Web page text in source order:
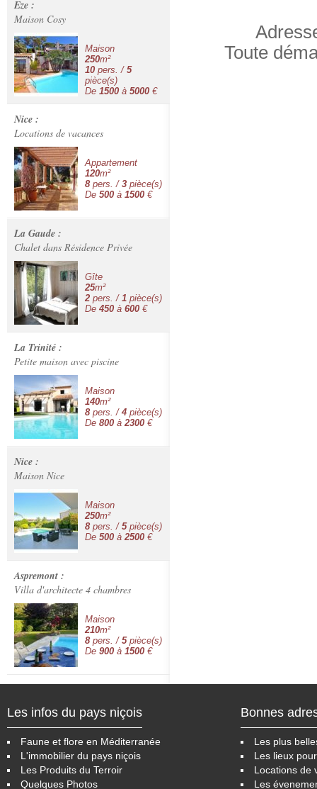
Toute
Eze :
Maison Cosy
Maison
250m²
10 pers. / 5
pièce(s)
De 1500 à 5000 €
Nice :
Locations de vacances
Appartement
120m²
8pers. / 3 pièce(s)
De 500 à 1500 €
La Gaude :
Chalet dans Résidence Privée
Gîte
25m²
2 pers. / 1 pièce(s)
De 450 à 600 €
La Trinité :
Petite maison avec piscine
Maison
140m²
8pers. / 4 pièce(s)
De 800 à 2300 €
Nice :
Maison Nice
Maison
250m²
8pers. / 5pièce(s)
De 500 à 2500 €
Aspremont :
Villa d'architecte 4 chambres
Maison
210m²
8pers. / 5pièce(s)
De 900 à 1500 €
Les infos du pays niçois
Faune et flore en Méditerranée
L'immobilier du pays niçois
Les Produits du Terroir
Quelques Photos
Bonnes
Les plus
Les lieux
Locations de
Les